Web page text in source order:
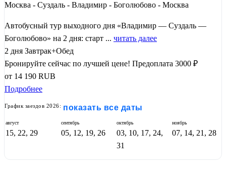
Москва - Суздаль - Владимир - Боголюбово - Москва
Автобусный тур выходного дня «Владимир — Суздаль —
Боголюбово» на 2 дня: старт ... читать далее
2 дня Завтрак+Обед
Бронируйте сейчас по лучшей цене! Предоплата 3000 ₽
от 14 190 RUB
Подробнее
График заездов 2026: показать все даты
август
15, 22, 29
сентябрь
05, 12, 19, 26
октябрь
03, 10, 17, 24,
31
ноябрь
07, 14, 21, 28